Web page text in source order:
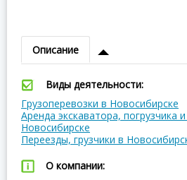
Описание
Виды деятельности:
Грузоперевозки в Новосибирске
Аренда экскаватора, погрузчика
Новосибирске
Переезды, грузчики в
О компании: